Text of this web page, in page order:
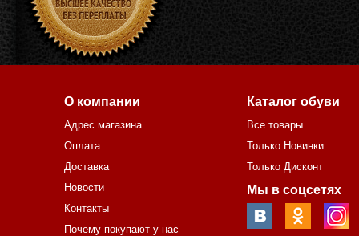
О компании
Адрес магазина
Оплата
Доставка
Новости
Контакты
Почему покупают у нас
Каталог обуви
Все товары
Только Новинки
Только Дисконт
Мы в соцсетях